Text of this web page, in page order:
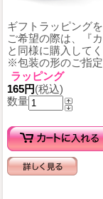
ギフトラッピング
ご希望の際は、『
と同様に購入してく
※包装の形のご指定
ラッピング
165円(税込)
数量